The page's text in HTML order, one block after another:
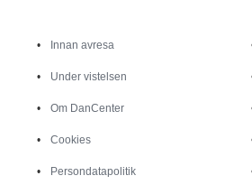
Innan avresa
Under vistelsen
Om DanCenter
Cookies
Persondatapolitik